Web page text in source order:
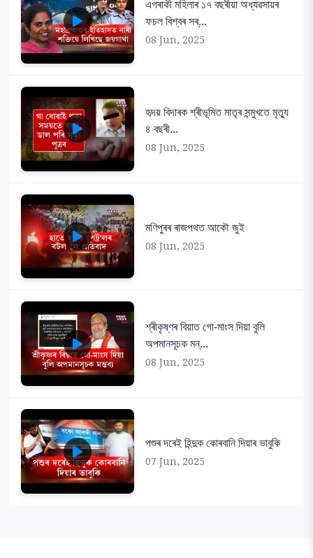
এগৰাকী মহিলাৰ ১৭ বছৰীয়া অধ্যৱসায়ৰ
ফচল বিশ্বৰ সৰ্...
08 Jun, 2025
হৃদয় বিদাৰক শ্ৰীভূমিত মাতৃৰ সন্মুখতে মৃত্যু
৪ বছৰী...
08 Jun, 2025
মণিপুৰৰ ৰাজপথত আকৌ জুই
08 Jun, 2025
শ্ৰীকৃষ্ণৰ বিয়াত গো-মাংস দিয়া বুলি
অপমানসূচক মন্...
08 Jun, 2025
পশুৰ দৰেই হিন্দুক কোৰবানি দিয়াৰ ভাবুকি
07 Jun, 2025